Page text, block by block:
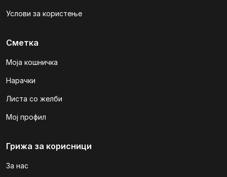
Услови за користење
Сметка
Моја кошничка
Нарачки
Листа со желби
Мој профил
Грижа за корисници
За нас